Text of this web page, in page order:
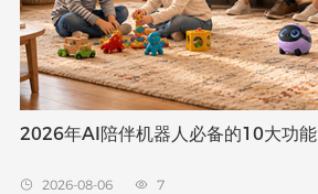
2026年AI陪伴机器人必备的10大功能
 2026-08-06  7